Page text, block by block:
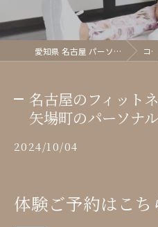
愛知県 名古屋 パーソナルジム glish《グリッシュ》 コラム
名古屋のフィット
矢場町のパーソナ
2024/10/04
体験ご予約はこち